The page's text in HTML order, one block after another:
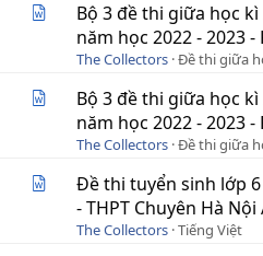
Bộ 3 đề thi giữa học
năm học 2022 - 2023
The Collectors Đề thi giữa
Bộ 3 đề thi giữa học
năm học 2022 - 2023
The Collectors Đề thi giữa
Đề thi tuyển sinh lớp
- THPT Chuyên Hà
The Collectors Tiếng Việt